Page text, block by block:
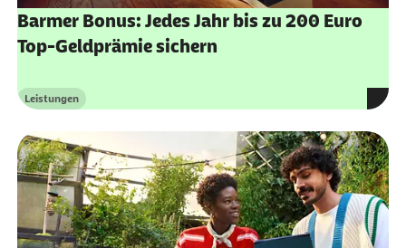
Barmer Bonus: Jedes Jahr bis zu 200 Euro
Top-Geldprämie sichern
Kategorie
Leistungen